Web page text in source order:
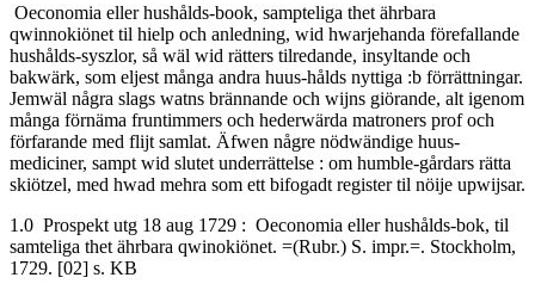
Oeconomia eller hushålds-book, sampteliga thet ährbara
qwinnokiönet til hielp och anledning, wid hwarjehanda förefallande
hushålds-syszlor, så wäl wid rätters tilredande, insyltande och
bakwärk, som eljest många andra huus-hålds nyttiga :b förrättningar.
Jemwäl några slags watns brännande och wijns giörande, alt igenom
många förnäma fruntimmers och hederwärda matroners prof och
förfarande med flijt samlat. Äfwen någre nödwändige huus-
mediciner, sampt wid slutet underrättelse : om humble-gårdars rätta
skiötzel, med hwad mehra som ett bifogadt register til nöije upwijsar.
1.0 Prospekt utg 18 aug 1729 : Oeconomia eller hushålds-bok, til
samteliga thet ährbara qwinokiönet. =(Rubr.) S. impr.=. Stockholm,
1729. [02] s. KB